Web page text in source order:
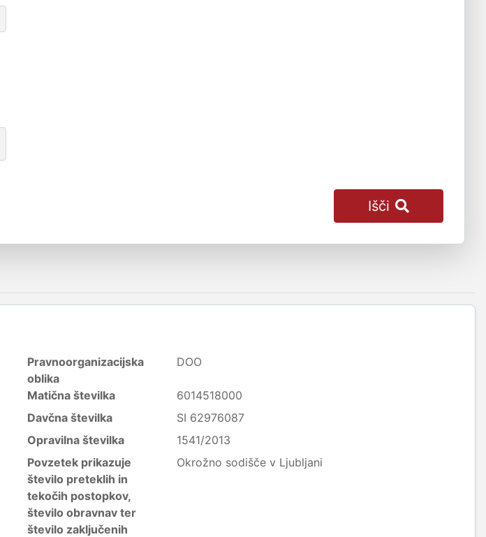
Išči
Pravnoorganizacijska
oblika
DOO
Matična številka
6014518000
Davčna številka
SI 62976087
Opravilna številka
1541/2013
Povzetek prikazuje
število preteklih in
tekočih postopkov,
število obravnav ter
število zaključenih
Okrožno sodišče v Ljubljani